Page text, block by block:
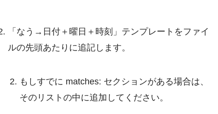
「なう→日付＋曜日＋時刻」テンプレートをファイ
ルの先頭あたりに追記します。
もしすでに matches: セクションがある場合は、
そのリストの中に追加してください。